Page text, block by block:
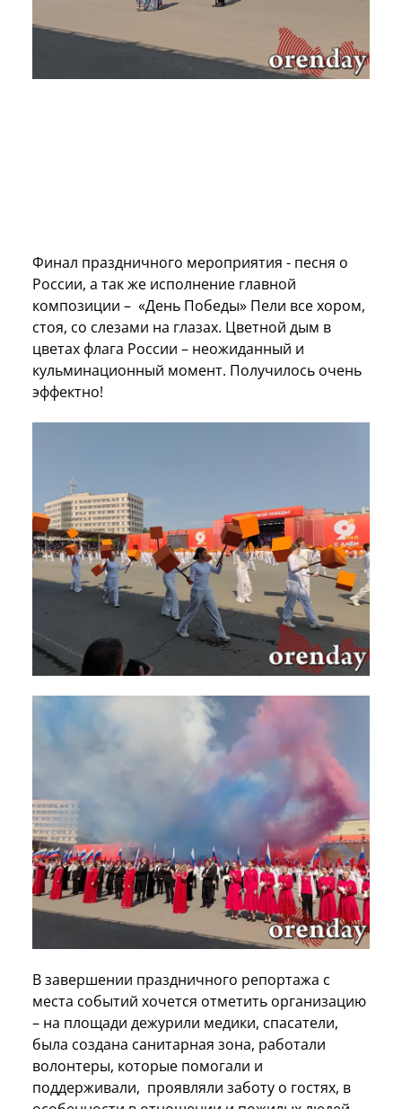
Финал праздничного мероприятия - песня о
России, а так же исполнение главной
композиции – «День Победы» Пели все хором,
стоя, со слезами на глазах. Цветной дым в
цветах флага России – неожиданный и
кульминационный момент. Получилось очень
эффектно!
В завершении праздничного репортажа с
места событий хочется отметить организацию
– на площади дежурили медики, спасатели,
была создана санитарная зона, работали
волонтеры, которые помогали и
поддерживали, проявляли заботу о гостях, в